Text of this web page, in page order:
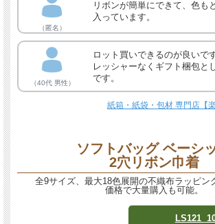
（匿名）
リボンが簡単にできて、色も
入っています。
（40代 男性）
ロット買いできるのが良いで
レッシャーなくギフト梱包と
です。
紙箱・紙袋・包材 専門店【
ソフトバッグ ベーシ
2穴リボン巾着
全9サイズ、最大18色展開の不織布ラッピン
価格で大量購入も可能。
LS121